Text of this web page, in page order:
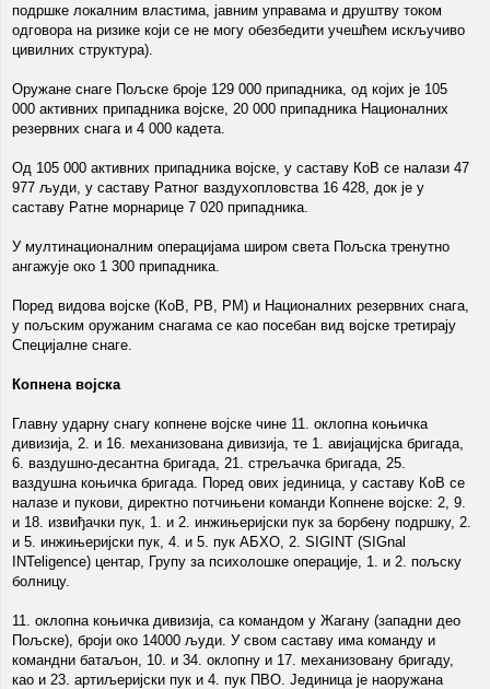
подршке локалним властима, јавним управама и друштву током
одговора на ризике који се не могу обезбедити учешћем искључиво
цивилних структура).
Оружане снаге Пољске броје 129 000 припадника, од којих је 105
000 активних припадника војске, 20 000 припадника Националних
резервних снага и 4 000 кадета.
Од 105 000 активних припадника војске, у саставу КоВ се налази 47
977 људи, у саставу Ратног ваздухопловства 16 428, док је у
саставу Ратне морнарице 7 020 припадника.
У мултинационалним операцијама широм света Пољска тренутно
ангажује око 1 300 припадника.
Поред видова војске (КоВ, РВ, РМ) и Националних резервних снага,
у пољским оружаним снагама се као посебан вид војске третирају
Специјалне снаге.
Копнена војска
Главну ударну снагу копнене војске чине 11. оклопна коњичка
дивизија, 2. и 16. механизована дивизија, те 1. авијацијска бригада,
6. ваздушно-десантна бригада, 21. стрељачка бригада, 25.
ваздушна коњичка бригада. Поред ових јединица, у саставу КоВ се
налазе и пукови, директно потчињени команди Копнене војске: 2, 9.
и 18. извиђачки пук, 1. и 2. инжињеријски пук за борбену подршку, 2.
и 5. инжињеријски пук, 4. и 5. пук АБХО, 2. SIGINT (SIGnal
INTeligence) центар, Групу за психолошке операције, 1. и 2. пољску
болницу.
11. оклопна коњичка дивизија, са командом у Жагану (западни део
Пољске), броји око 14000 људи. У свом саставу има команду и
командни батаљон, 10. и 34. оклопну и 17. механизовану бригаду,
као и 23. артиљеријски пук и 4. пук ПВО. Јединица је наоружана